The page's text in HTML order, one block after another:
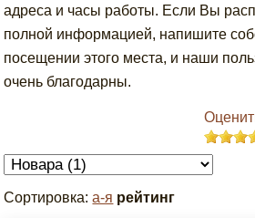
адреса и часы работы. Если Вы
полной информацией, напишите
посещении этого места, и наши
очень благодарны.
Сортировка:а-я рейтинг